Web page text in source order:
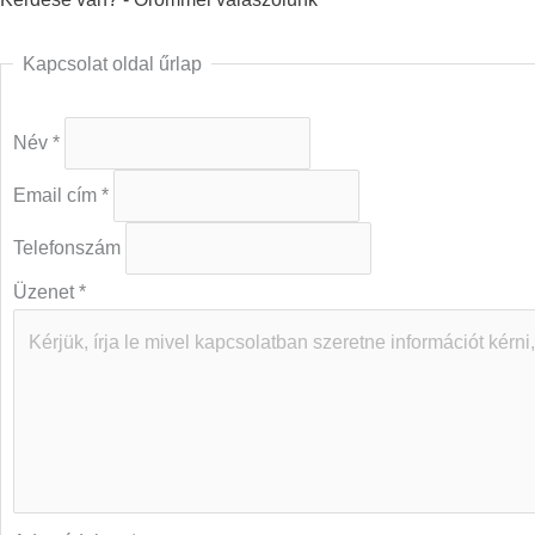
Kapcsolat oldal űrlap
Név *
Email cím *
Telefonszám
Üzenet*